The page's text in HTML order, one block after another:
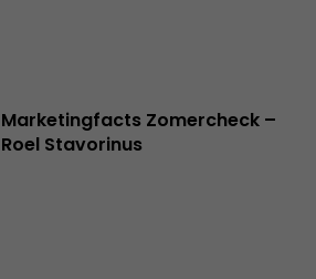
Marketingfacts Zomercheck –
Roel Stavorinus